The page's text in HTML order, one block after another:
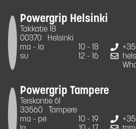
Powergrip Helsinki
Takkatie 18
00370
Helsinki
ma - la
10 - 18
su
12 - 16
Powergrip Tampere
Teiskontie 61
33560
Tampere
ma - pe
10 - 19